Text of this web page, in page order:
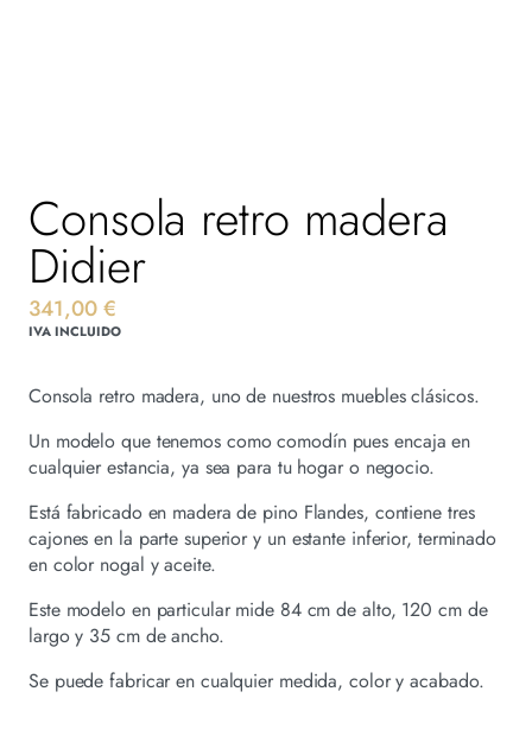
Consola retro madera
Didier
341,00€
IVA INCLUIDO
Consola retro madera, uno de nuestros muebles clásicos.
Unmodelo que tenemos como comodín pues encaja en
cualquier estancia, ya sea para tu hogar o negocio.
Está fabricado en madera de pino Flandes, contiene tres
cajones en la parte superiory un estante inferior, terminado
en color nogal y aceite.
Este modelo en particular mide 84 cm de alto, 120 cm de
largo y 35 cm de ancho.
Se puede fabricar en cualquier medida, color y acabado.